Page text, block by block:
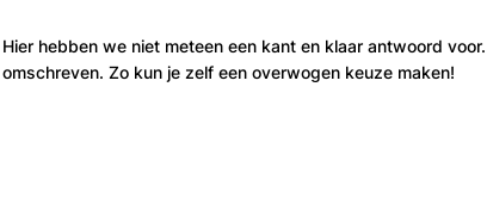
hebben we niet meteen een kant en klaar antwoord voor.
Zo kun je zelf een overwogen keuze maken!